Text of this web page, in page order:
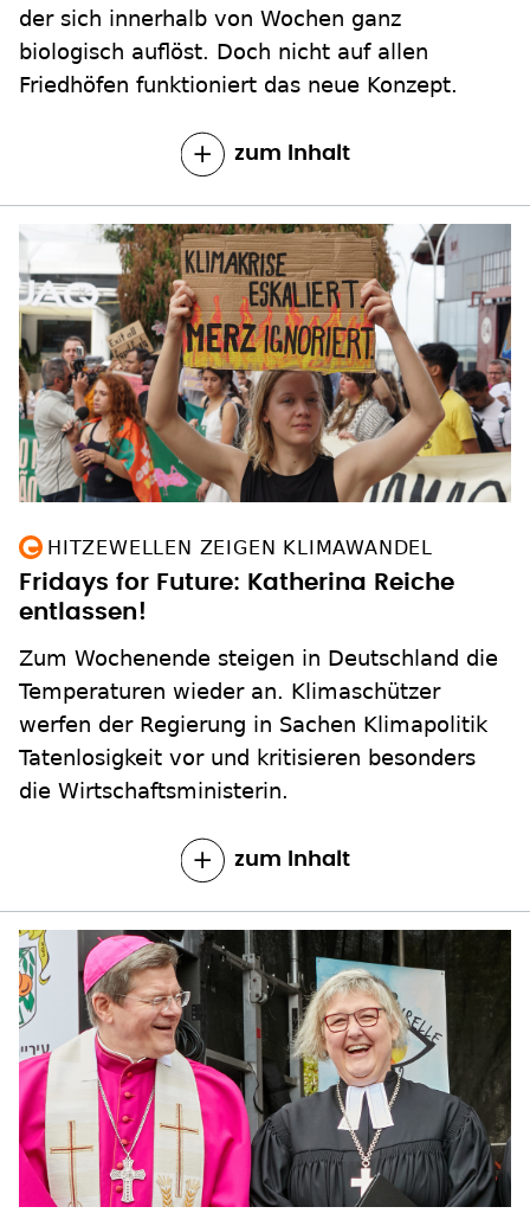
der sich innerhalb von Wochen ganz
biologisch auflöst. Doch nicht auf allen
Friedhöfen funktioniert das neue Konzept.
zum Inhalt
HITZEWELLEN ZEIGEN KLIMAWANDEL
Fridays for Future: Katherina Reiche
entlassen!
Zum Wochenende steigen in Deutschland die
Temperaturen wieder an. Klimaschützer
werfen der Regierung in Sachen Klimapolitik
Tatenlosigkeit vor und kritisieren besonders
die Wirtschaftsministerin.
zum Inhalt